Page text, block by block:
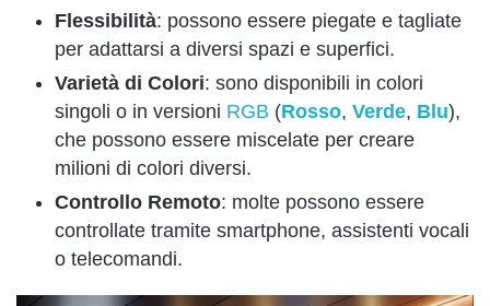
Flessibilità: possono essere piegate e tagliate
per adattarsi a diversi spazi e superfici.
Varietà di Colori: sono disponibili in colori
singoli o in versioni RGB (Rosso, Verde, Blu),
che possono essere miscelate per creare
milioni di colori diversi.
Controllo Remoto: molte possono essere
controllate tramite smartphone, assistenti vocali
o telecomandi.